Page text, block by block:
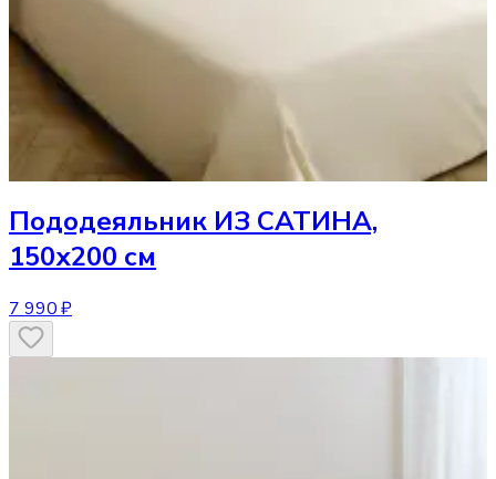
Пододеяльник ИЗ САТИНА,
150х200 см
7 990 ₽